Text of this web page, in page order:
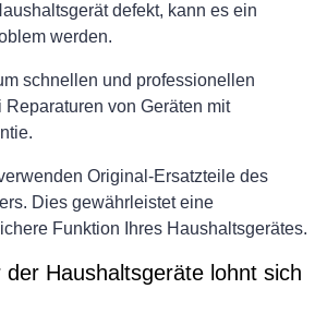
defekt, kann es ein
werden.
schnellen und professionellen
von Geräten mit
Original-Ersatzteile des
Dies gewährleistet eine
Funktion Ihres Haushaltsgerätes.
der Haushaltsgeräte lohnt sich